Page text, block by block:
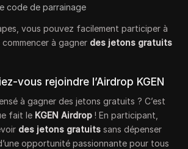
code de parrainage
vous pouvez facilement participer à
à gagner des jetons gratuits
vous rejoindre l’Airdrop KGEN
à gagner des jetons gratuits ? C’est
fait le KGEN Airdrop ! En participant,
des jetons gratuits sans dépenser
opportunité passionnante pour tous